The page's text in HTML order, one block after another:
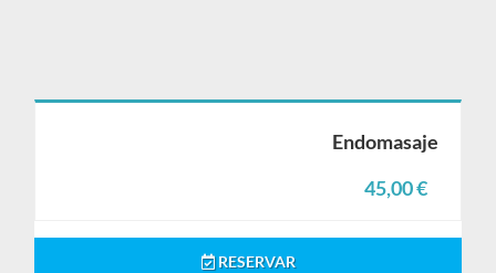
Endomasaje
45,00 €
RESERVAR